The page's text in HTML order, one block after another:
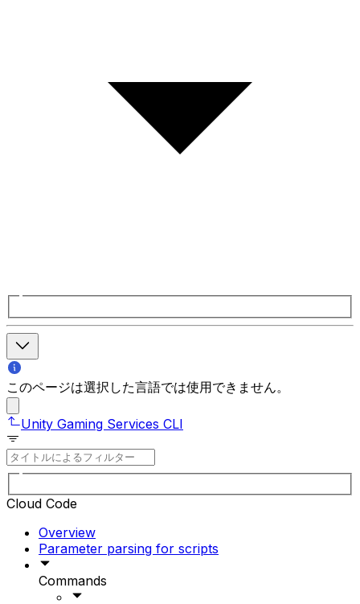
このページは選択した言語では使用できません。
Unity Gaming Services CLI
Cloud Code
Overview
Parameter parsing for scripts
Commands